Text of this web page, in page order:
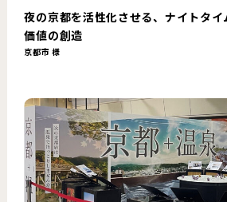
夜の京都を活性化させる、ナイトタ
価値の創造
京都市 様